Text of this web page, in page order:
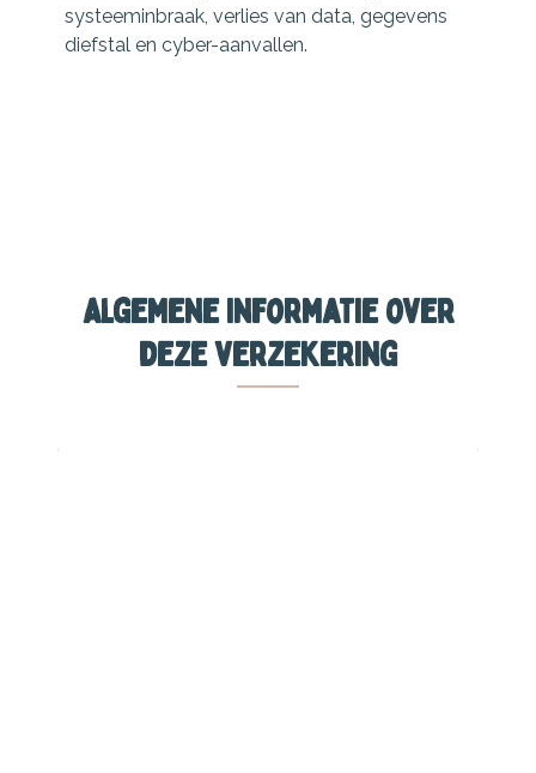
systeeminbraak, verlies van data, gegevens
diefstal en cyber-aanvallen.
Algemene informatie over
deze verzekering